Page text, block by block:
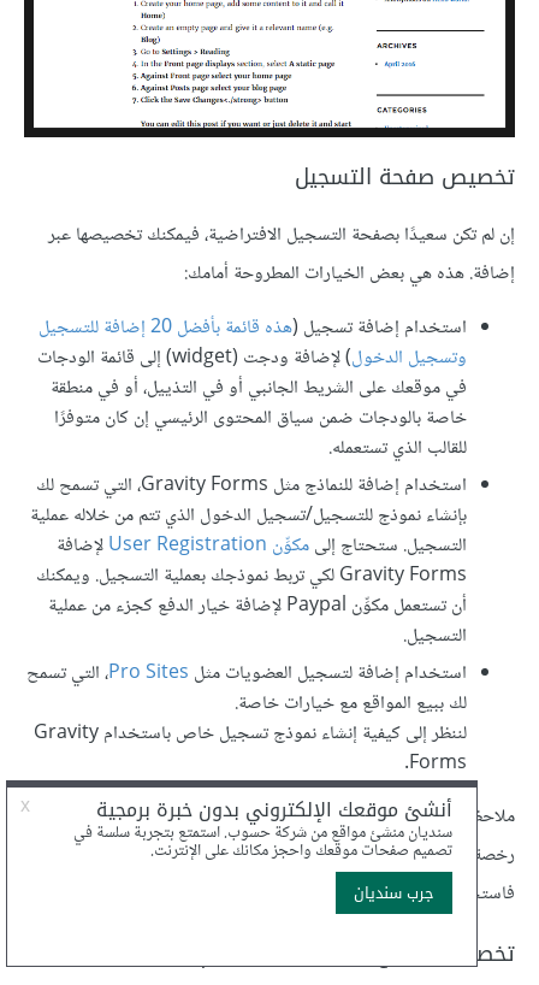
تخصيص صفحة التسجيل
إن لم تكن سعيدًا بصفحة التسجيل الافتراضية، فيمكنك تخصيصها عبر
إضافة. هذه هي بعض الخيارات المطروحة أمامك:
استخدام إضافة تسجيل (
هذه قائمة بأفضل 20 إضافة للتسجيل
وتسجيل الدخول
) لإضافة ودجت (widget) إلى قائمة الودجات
في موقعك على الشريط الجانبي أو في التذييل، أو في منطقة
خاصة بالودجات ضمن سياق المحتوى الرئيسي إن كان متوفرًا
للقالب الذي تستعمله.
استخدام إضافة للنماذج مثل Gravity Forms، التي تسمح لك
بإنشاء نموذج للتسجيل/تسجيل الدخول الذي تتم من خلاله عملية
التسجيل. ستحتاج إلىمكوِّن User Registration
لإضافة
Gravity Forms لكي تربط نموذجك بعملية التسجيل. ويمكنك
أن تستعمل مكوِّن Paypal لإضافة خيار الدفع كجزء من عملية
التسجيل.
استخدام إضافة لتسجيل العضويات مثل Pro Sites، التي تسمح
لك ببيع المواقع مع خيارات خاصة.
لننظر إلى كيفية إنشاء نموذج تسجيل خاص باستخدام Gravity
Forms.
ملاحظة: إضافة Gravity Forms هي إضافة مدفوعة، وستحتاج إلى
رخصة مطوِّر لاستخدام مكوِّن التسجيل. إن لم تكن ميزانيتك تسمح بذلك،
فاستخدم صفحة التسجيل الافتراضية في ووردبريس.
تخصيص نموذج التسجيل باستخدام Gravity Forms